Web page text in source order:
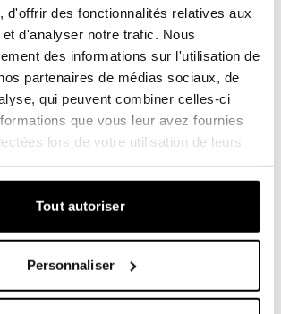
d'offrir des fonctionnalités relatives aux
d'analyser notre trafic. Nous
des informations sur l'utilisation de
partenaires de médias sociaux, de
qui peuvent combiner celles-ci
que vous leur avez fournies
lors de votre utilisation de leurs
Tout autoriser
Personnaliser
de la R4 Ouest et
sécurité et
habitants de
rêver leur quartier